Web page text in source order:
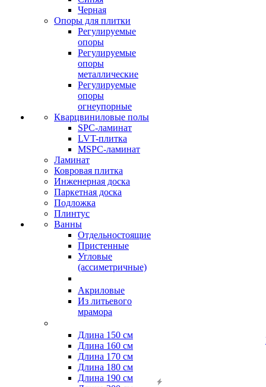
Черная
Опоры для плитки
Регулируемые
опоры
Регулируемые
опоры
металлические
Регулируемые
опоры
огнеупорные
Кварцвиниловые полы
SPC-ламинат
LVT-плитка
MSPC-ламинат
Ламинат
Ковровая плитка
Инженерная доска
Паркетная доска
Подложка
Плинтус
Ванны
Отдельностоящие
Пристенные
Угловые
(ассиметричные)
Акриловые
Из литьевого
мрамора
Длина 150 см
Длина 160 см
Длина 170 см
Длина 180 см
Длина 190 см